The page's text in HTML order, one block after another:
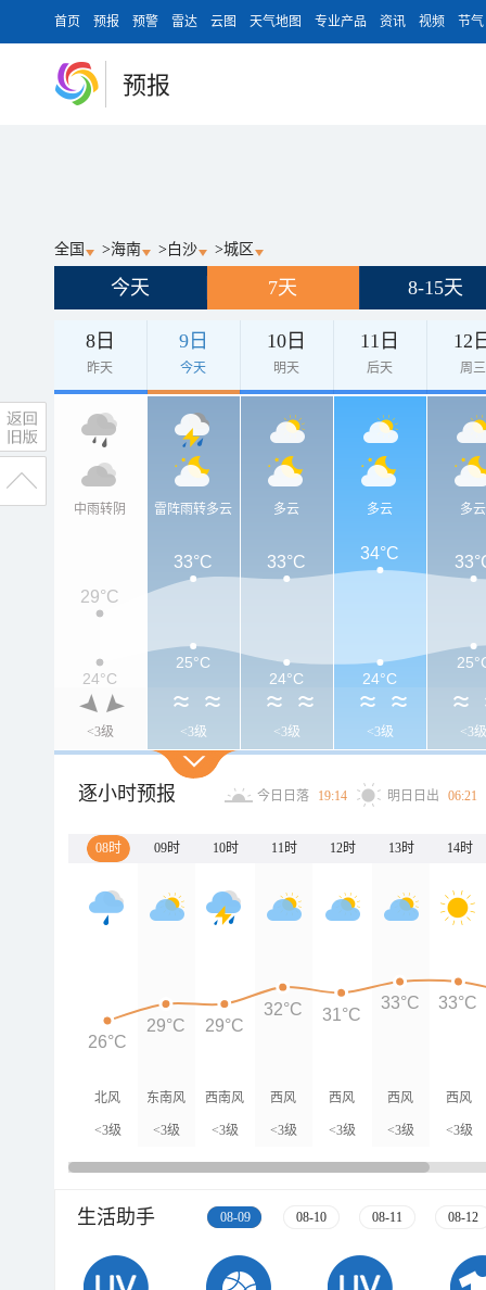
首页 预报 预警 雷达 云图 天气地图 专业产品 资讯 视频 节气
预报
全国 >海南 > 白沙 >城区
今天 7天 8-15天
8日
昨天
9日
今天
10日
明天
11日
后天
12
周三
中雨转阴
<3级
雷阵雨转多云
<3级
多云
<3级
多云
<3级
多云
<3级
29°C
33°C 33°C 34°C
24°C
25°C
24°C
24°C
逐小时预报 今日日落 19:14 明日日出 06:21
08时 09时 10时 11时 12时 13时 14时
北风
<3级
东南风
<3级
西南风
<3级
西风
<3级
西风
<3级
西风
<3级
西风
<3级
26°C
29°C 29°C
32°C 31°C
33°C 33°C
生活助手 08-09 08-10 08-11 08-12